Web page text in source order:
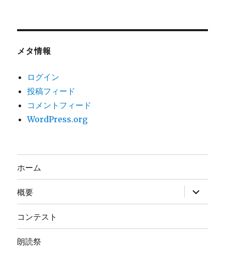
メタ情報
ログイン
投稿フィード
コメントフィード
WordPress.org
ホーム
概要 サ
ブ
メ
ー
コンテスト
朗読祭